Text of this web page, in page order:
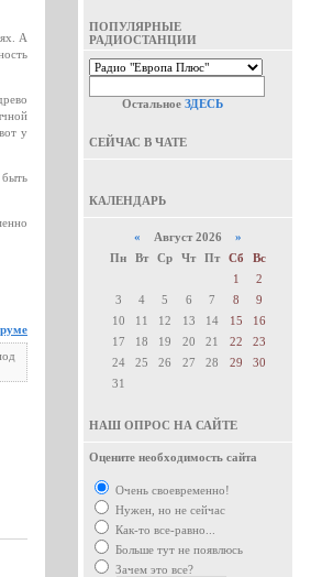
А
у
ПОПУЛЯРНЫЕ
РАДИОСТАНЦИИ
Остальное ЗДЕСЬ
СЕЙЧАС В ЧАТЕ
КАЛЕНДАРЬ
« Август 2026 »
Пн
Вт Ср Чт Пт Сб
Вс
1
2
3
4 5 6 7 8
9
10
11 12 13 14 15
16
17
18 19 20 21 22
23
24
25 26 27 28 29
30
31
НАШ ОПРОС НА САЙТЕ
Оцените необходимость сайта
Очень своевременно!
Нужен, но не сейчас
Как-то все-равно...
Больше тут не появлюсь
Зачем это все?